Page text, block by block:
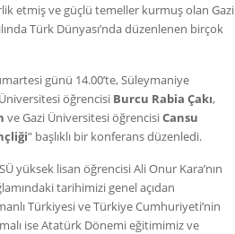
etmiş ve güçlü temeller kurmuş olan Gazi
Türk Dünyası’nda düzenlenen birçok
günü 14.00’te, Süleymaniye
öğrencisi Burcu Rabia Çakı,
ve Gazi Üniversitesi öğrencisiCansu
” başlıklı bir konferans düzenledi.
yüksek lisan öğrencisi Ali Onur Kara’nın
tarihimizi genel açıdan
Türkiyesi ve Türkiye Cumhuriyeti’nin
ise Atatürk Dönemi eğitimimiz ve